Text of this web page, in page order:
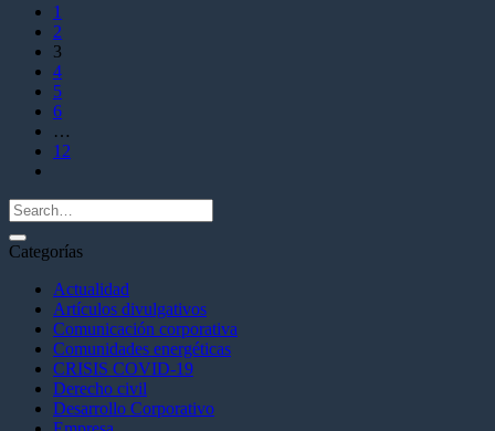
1
2
3
4
5
6
…
12
Categorías
Actualidad
Artículos divulgativos
Comunicación corporativa
Comunidades energéticas
CRISIS COVID-19
Derecho civil
Desarrollo Corporativo